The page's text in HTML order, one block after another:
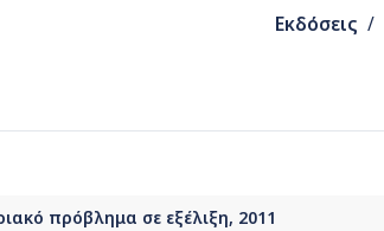
Εκδόσεις /
πρόβλημα σε εξέλιξη, 2011